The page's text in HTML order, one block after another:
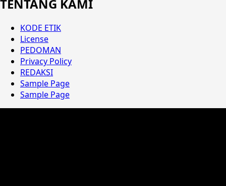
TENTANG KAMI
KODE ETIK
License
PEDOMAN
Privacy Policy
REDAKSI
Sample Page
Sample Page